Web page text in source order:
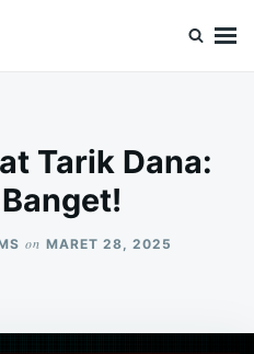
Tarik Dana:
on MARET 28, 2025